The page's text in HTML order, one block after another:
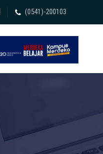
(0541)-200103